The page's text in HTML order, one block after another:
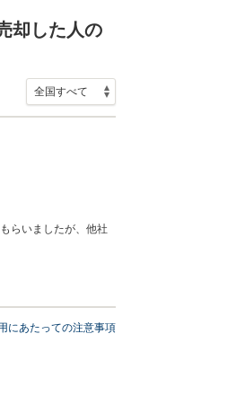
却した人の
らいましたが、他社
て誠にありがとうご
。 スタッフ一同、また
にあたっての注意事項